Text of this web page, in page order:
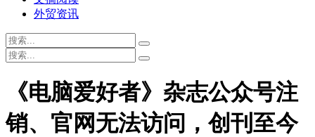
外贸资讯
《电脑爱好者》杂志公众号注
销、官网无法访问，创刊至今